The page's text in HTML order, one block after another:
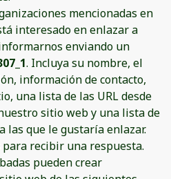
mencionadas en
interesado en enlazar a
enviando un
. Incluya su nombre, el
información de contacto,
una lista de las URL desde
sitio web y una lista de
las que le gustaría enlazar.
para recibir una respuesta.
pueden crear